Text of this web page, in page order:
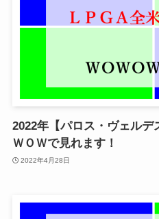
2022年【パロス・ヴェルデ
ＷＯＷで見れます！
2022年4月28日